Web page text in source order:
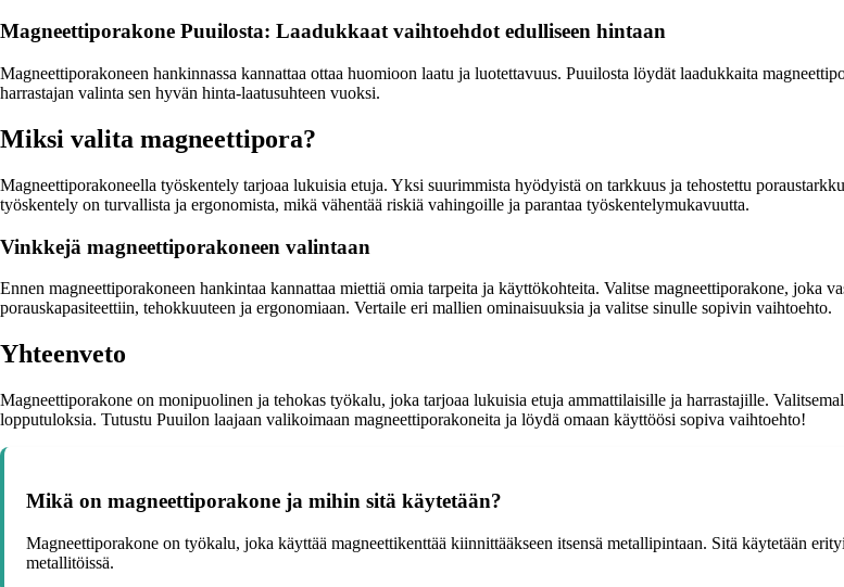
Magneettiporakone Puuilosta: Laadukkaat vaihtoehdot edulliseen hintaan
Magneettiporakoneen hankinnassa kannattaa ottaa huomioon laatu ja luotettavuus. Puuilosta löydät laadukkaita
harrastajan valinta sen hyvän hinta-laatusuhteen vuoksi.
Miksi valita magneettipora?
Magneettiporakoneella työskentely tarjoaa lukuisia etuja. Yksi suurimmista hyödyistä on tarkkuus ja tehostettu
työskentely on turvallista ja ergonomista, mikä vähentää riskiä vahingoille ja parantaa työskentelymukavuutta.
Vinkkejä magneettiporakoneen valintaan
Ennen magneettiporakoneen hankintaa kannattaa miettiä omia tarpeita ja käyttökohteita. Valitse magneettiporakone, joka
porauskapasiteettiin, tehokkuuteen ja ergonomiaan. Vertaile eri mallien ominaisuuksia ja valitse sinulle sopivin vaihtoehto.
Yhteenveto
Magneettiporakone on monipuolinen ja tehokas työkalu, joka tarjoaa lukuisia etuja ammattilaisille ja harrastajille.
lopputuloksia. Tutustu Puuilon laajaan valikoimaan magneettiporakoneita ja löydä omaan käyttöösi sopiva vaihtoehto!
Mikä on magneettiporakone ja mihin sitä käytetään?
Magneettiporakone on työkalu, joka käyttää magneettikenttää kiinnittääkseen itsensä metallipintaan. Sitä käytetään
metallitöissä.